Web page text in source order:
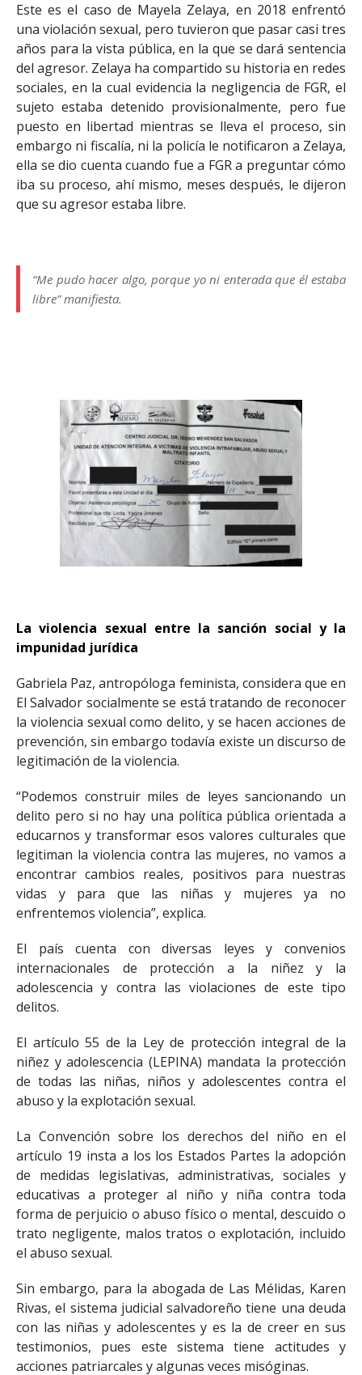
Este es el caso de Mayela Zelaya, en 2018 enfrentó
una violación sexual, pero tuvieron que pasar casi tres
años para la vista pública, en la que se dará sentencia
del agresor. Zelaya ha compartido su historia en redes
sociales, en la cual evidencia la negligencia de FGR, el
sujeto estaba detenido provisionalmente, pero fue
puesto en libertad mientras se lleva el proceso, sin
embargo ni fiscalía, ni la policía le notificaron a Zelaya,
ella se dio cuenta cuando fue a FGR a preguntar cómo
iba su proceso, ahí mismo, meses después, le dijeron
que su agresor estaba libre.
“Me pudo hacer algo, porque yo ni enterada que él estaba
libre” manifiesta.
La violencia sexual entre la sanción social y la
impunidad jurídica
Gabriela Paz, antropóloga feminista, considera que en
El Salvador socialmente se está tratando de reconocer
la violencia sexual como delito, y se hacen acciones de
prevención, sin embargo todavía existe un discurso de
legitimación de la violencia.
“Podemos construir miles de leyes sancionando un
delito pero si no hay una política pública orientada a
educarnos y transformar esos valores culturales que
legitiman la violencia contra las mujeres, no vamos a
encontrar cambios reales, positivos para nuestras
vidas y para que las niñas y mujeres ya no
enfrentemos violencia”, explica.
El país cuenta con diversas leyes y convenios
internacionales de protección a la niñez y la
adolescencia y contra las violaciones de este tipo
delitos.
El artículo 55 de la Ley de protección integral de la
niñez y adolescencia (LEPINA) mandata la protección
de todas las niñas, niños y adolescentes contra el
abuso y la explotación sexual.
La Convención sobre los derechos del niño en el
artículo 19 insta a los los Estados Partes la adopción
de medidas legislativas, administrativas, sociales y
educativas a proteger al niño y niña contra toda
forma de perjuicio o abuso físico o mental, descuido o
trato negligente, malos tratos o explotación, incluido
el abuso sexual.
Sin embargo, para la abogada de Las Mélidas, Karen
Rivas, el sistema judicial salvadoreño tiene una deuda
con las niñas y adolescentes y es la de creer en sus
testimonios, pues este sistema tiene actitudes y
acciones patriarcales y algunas veces misóginas.